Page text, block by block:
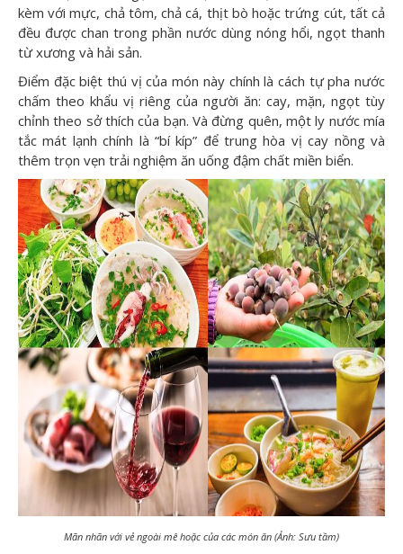
kèm với mực, chả tôm, chả cá, thịt bò hoặc trứng cút, tất cả
đều được chan trong phần nước dùng nóng hổi, ngọt thanh
từ xương và hải sản.
Điểm đặc biệt thú vị của món này chính là cách tự pha nước
chấm theo khẩu vị riêng của người ăn: cay, mặn, ngọt tùy
chỉnh theo sở thích của bạn. Và đừng quên, một ly nước mía
tắc mát lạnh chính là “bí kíp” để trung hòa vị cay nồng và
thêm trọn vẹn trải nghiệm ăn uống đậm chất miền biển.
Mãn nhãn với vẻ ngoài mê hoặc của các món ăn (Ảnh: Sưu tầm)